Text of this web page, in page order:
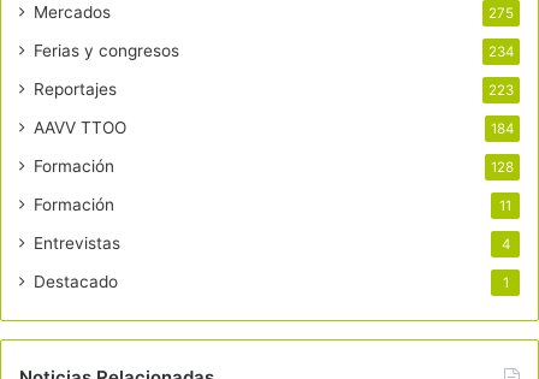
Mercados 275
Ferias y congresos 234
Reportajes 223
AAVV TTOO 184
Formación 128
Formación 11
Entrevistas 4
Destacado 1